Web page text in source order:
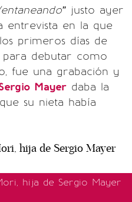
justo ayer
entrevista en la que
primeros días de
para debutar como
fue una grabación y
Mayer daba la
su nieta había
hija de Sergio Mayer